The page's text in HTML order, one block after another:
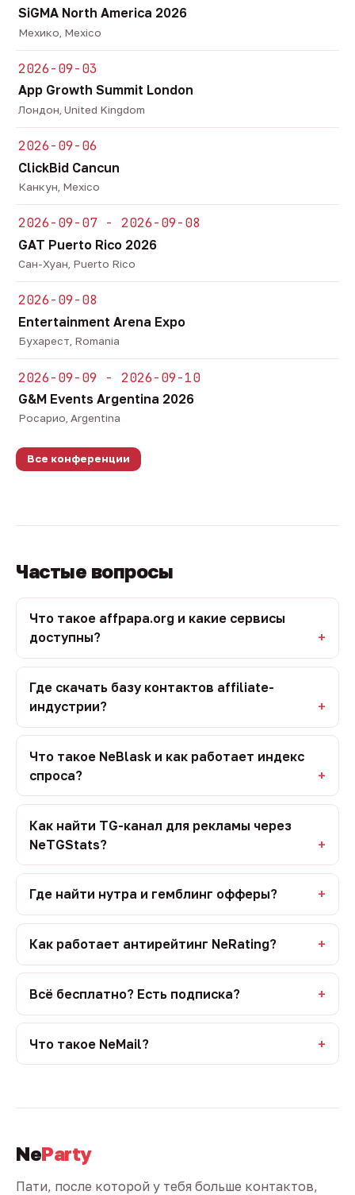
SiGMA North America 2026
Мехико, Mexico
2026-09-03
App Growth Summit London
Лондон, United Kingdom
2026-09-06
ClickBid Cancun
Канкун, Mexico
2026-09-07 - 2026-09-08
GAT Puerto Rico 2026
Сан-Хуан, Puerto Rico
2026-09-08
Entertainment Arena Expo
Бухарест, Romania
2026-09-09 - 2026-09-10
G&M Events Argentina 2026
Росарио, Argentina
Все конференции
Частые вопросы
Что такое affpapa.org и какие сервисы
доступны?
Где скачать базу контактов affiliate-
индустрии?
Что такое NeBlask и как работает индекс
спроса?
Как найти TG-канал для рекламы через
NeTGStats?
Где найти нутра и гемблинг офферы?
Как работает антирейтинг NeRating?
Всё бесплатно? Есть подписка?
Что такое NeMail?
NeParty
Пати, после которой у тебя больше контактов,